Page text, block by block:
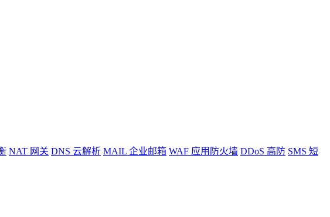
NAT 网关 DNS 云解析 MAIL 企业邮箱 WAF 应用防火墙 DDoS 高防 SMS 短